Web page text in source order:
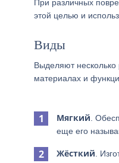
При различных
этой целью и
Виды
Выделяют несколько
материалах и
Мягкий .
еще его
Жёсткий .